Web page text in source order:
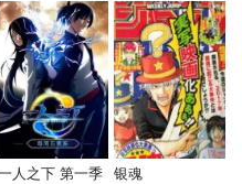
人之下 第一季 银魂